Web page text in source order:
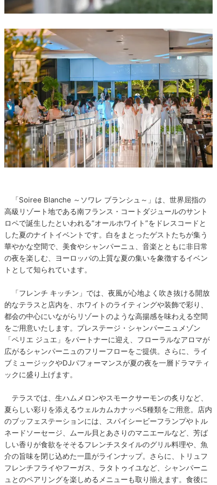
「Soiree Blanche ～ソワレ ブランシュ～」は、世界屈指の
高級リゾート地である南フランス・コートダジュールのサント
ロペで誕生したといわれる“オールホワイト”をドレスコードと
した夏のナイトイベントです。白をまとったゲストたちが集う
華やかな空間で、美食やシャンパーニュ、音楽とともに非日常
の夜を楽しむ、ヨーロッパの上質な夏の集いを象徴するイベン
トとして知られています。
「フレンチ キッチン」では、夜風が心地よく吹き抜ける開放
的なテラスと店内を、ホワイトのライティングや装飾で彩り、
都会の中心にいながらリゾートのような高揚感を味わえる空間
をご用意いたします。プレステージ・シャンパーニュメゾン
「ペリエ ジュエ」をパートナーに迎え、フローラルなアロマが
広がるシャンパーニュのフリーフローをご提供。さらに、ライ
ブミュージックやDJパフォーマンスが夏の夜を一層ドラマティ
ックに盛り上げます。
テラスでは、生ハムメロンやスモークサーモンの炙りなど、
夏らしい彩りを添えるウェルカムカナッペ5種類をご用意。店内
のブッフェステーションには、スパイシービーフランプやトル
ネードソーセージ、ムール貝とあさりのマニエールなど、芳ば
しい香りが食欲をそそるフレンチスタイルのグリル料理や、魚
介の旨味を閉じ込めた一皿がラインナップ。さらに、トリュフ
フレンチフライやフーガス、ラタトゥイユなど、シャンパーニ
ュとのペアリングを楽しめるメニューも取り揃えます。食後に